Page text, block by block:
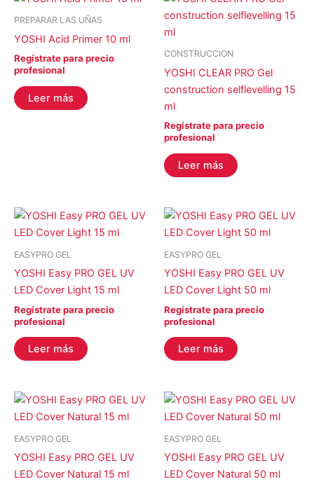
PREPARAR LAS UÑAS
YOSHI Acid Primer 10 ml
Regístrate para precio
profesional
Leer más
CONSTRUCCION
YOSHI CLEAR PRO Gel
construction selflevelling 15
ml
Regístrate para precio
profesional
Leer más
EASYPRO GEL
YOSHI Easy PRO GEL UV
LED Cover Light 15 ml
Regístrate para precio
profesional
Leer más
EASYPRO GEL
YOSHI Easy PRO GEL UV
LED Cover Light 50 ml
Regístrate para precio
profesional
Leer más
EASYPRO GEL
YOSHI Easy PRO GEL UV
LED Cover Natural 15 ml
EASYPRO GEL
YOSHI Easy PRO GEL UV
LED Cover Natural 50 ml